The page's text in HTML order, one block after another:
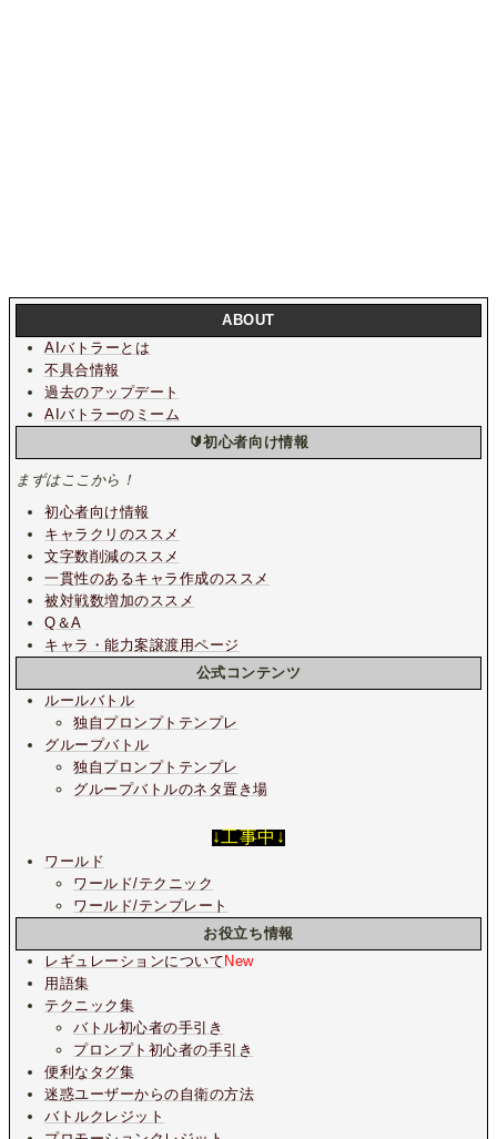
ABOUT
AIバトラーとは
不具合情報
過去のアップデート
AIバトラーのミーム
🔰初心者向け情報
まずはここから！
初心者向け情報
キャラクリのススメ
文字数削減のススメ
一貫性のあるキャラ作成のススメ
被対戦数増加のススメ
Q＆A
キャラ・能力案譲渡用ページ
公式コンテンツ
ルールバトル
独自プロンプトテンプレ
グループバトル
独自プロンプトテンプレ
グループバトルのネタ置き場
↓工事中↓
ワールド
ワールド/テクニック
ワールド/テンプレート
お役立ち情報
レギュレーションについて New
用語集
テクニック集
バトル初心者の手引き
プロンプト初心者の手引き
便利なタグ集
迷惑ユーザーからの自衛の方法
バトルクレジット